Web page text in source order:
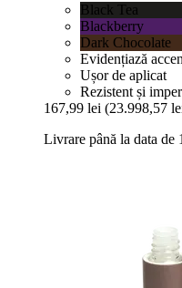
Black Tea
Blackberry
Dark Chocolate
Evidențiază
Ușor de aplicat
Rezistent și
167,99 lei (23.998,57
Livrare până la data de